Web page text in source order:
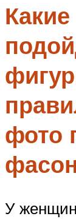
фото
У